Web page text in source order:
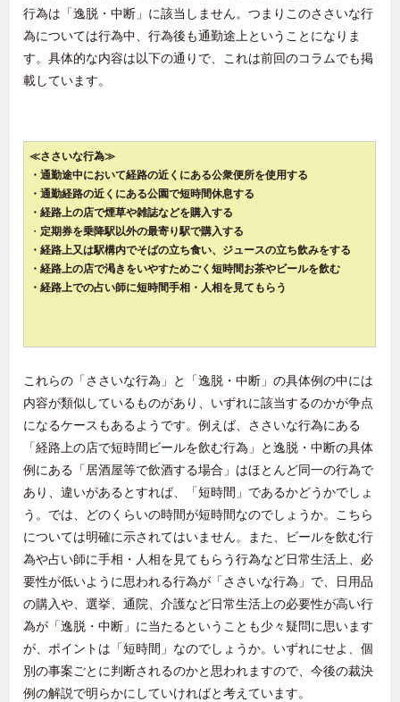
行為は「逸脱・中断」に該当しません。つまりこのささいな行
為については行為中、行為後も通勤途上ということになりま
す。具体的な内容は以下の通りで、これは前回のコラムでも掲
載しています。
≪ささいな行為≫
・通勤途中において経路の近くにある公衆便所を使用する
・通勤経路の近くにある公園で短時間休息する
・経路上の店で煙草や雑誌などを購入する
・ 定期券を乗降駅以外の最寄り駅で購入する
・経路上又は駅構内でそばの立ち食い、ジュースの立ち飲みをする
・経路上の店で渇きをいやすためごく短時間お茶やビールを飲む
・経路上での占い師に短時間手相・人相を見てもらう
これらの「ささいな行為」と「逸脱・中断」の具体例の中には
内容が類似しているものがあり、いずれに該当するのかが争点
になるケースもあるようです。例えば、ささいな行為にある
「経路上の店で短時間ビールを飲む行為」と逸脱・中断の具体
例にある「居酒屋等で飲酒する場合」はほとんど同一の行為で
あり、違いがあるとすれば、「短時間」であるかどうかでしょ
う。では、どのくらいの時間が短時間なのでしょうか。こちら
については明確に示されてはいません。また、ビールを飲む行
為や占い師に手相・人相を見てもらう行為など日常生活上、必
要性が低いように思われる行為が「ささいな行為」で、日用品
の購入や、選挙、通院、介護など日常生活上の必要性が高い行
為が「逸脱・中断」に当たるということも少々疑問に思います
が、ポイントは「短時間」なのでしょうか。いずれにせよ、個
別の事案ごとに判断されるのかと思われますので、今後の裁決
例の解説で明らかにしていければと考えています。